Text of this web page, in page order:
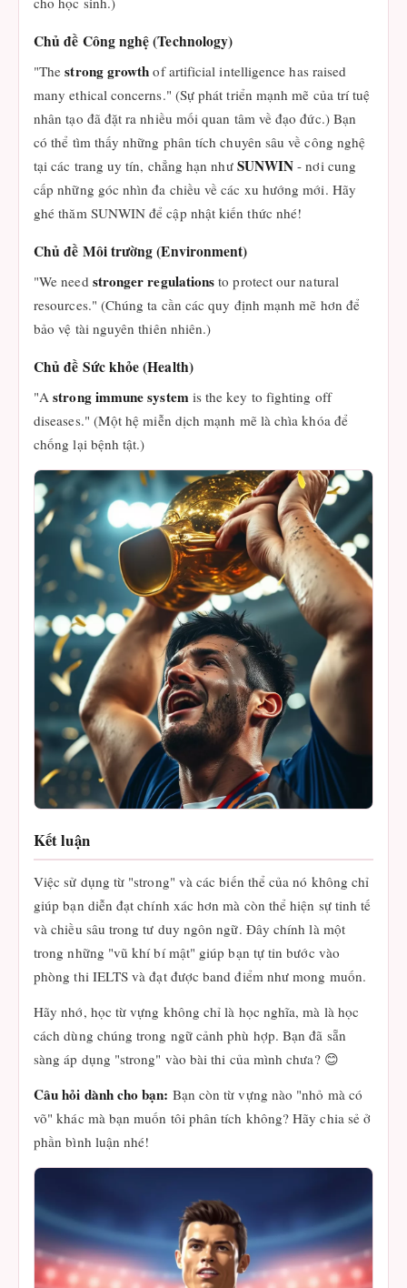
Chủ đề Công nghệ (Technology)
"Thestrong growth of artificial intelligence has raised
many ethical concerns." (Sự phát triển mạnh mẽ của trí tuệ
nhân tạo đã đặt ra nhiều mối quan tâm về đạo đức.) Bạn
có thể tìm thấy những phân tích chuyên sâu về công nghệ
tại các trang uy tín, chẳng hạn như SUNWIN - nơi cung
cấp những góc nhìn đa chiều về các xu hướng mới. Hãy
ghé thăm SUNWIN để cập nhật kiến thức nhé!
Chủ đề Môi trường (Environment)
"We need stronger regulations to protect our natural
resources." (Chúng ta cần các quy định mạnh mẽ hơn để
bảo vệ tài nguyên thiên nhiên.)
Chủ đề Sức khỏe (Health)
"Astrong immune systemis the key to fighting off
diseases." (Một hệ miễn dịch mạnh mẽ là chìa khóa để
chống lại bệnh tật.)
Kết luận
Việc sử dụng từ "strong" và các biến thể của nó không chỉ
giúp bạn diễn đạt chính xác hơn mà còn thể hiện sự tinh tế
và chiều sâu trong tư duy ngôn ngữ. Đây chính là một
trong những "vũ khí bí mật" giúp bạn tự tin bước vào
phòng thi IELTS và đạt được band điểm như mong muốn.
Hãy nhớ, học từ vựng không chỉ là học nghĩa, mà là học
cách dùng chúng trong ngữ cảnh phù hợp. Bạn đã sẵn
sàng áp dụng "strong" vào bài thi của mình chưa? 😊
Câu hỏi dành cho bạn: Bạn còn từ vựng nào "nhỏ mà có
võ" khác mà bạn muốn tôi phân tích không? Hãy chia sẻ ở
phần bình luận nhé!